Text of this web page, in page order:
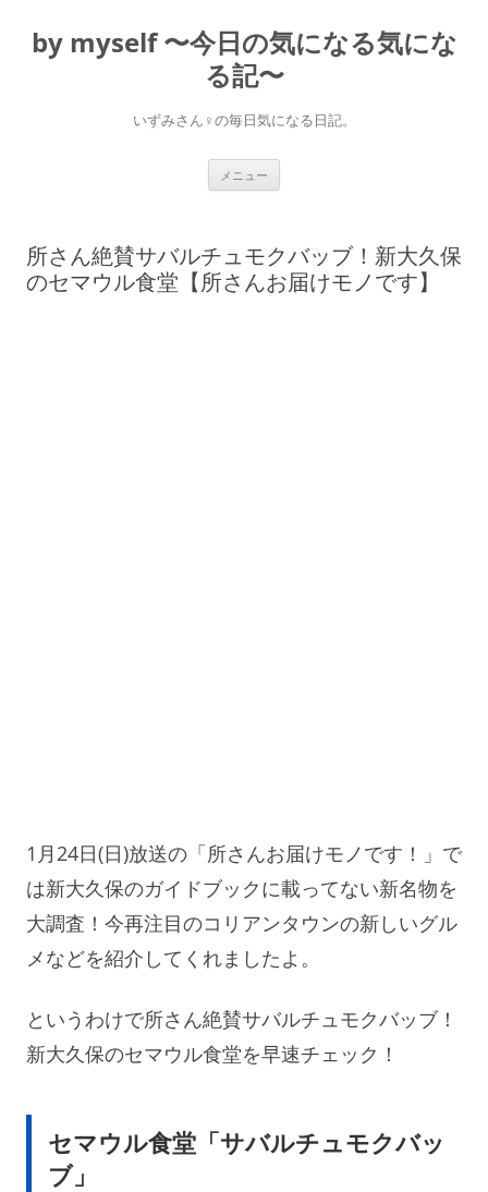
テ
ン
by myself 〜今日の気になる気にな
る記〜
いずみさん♀の毎日気になる日記。
メニュー
所さん絶賛サバルチュモクバッブ！新大久保
のセマウル食堂【所さんお届けモノです】
1月24日(日)放送の「所さんお届けモノです！」で
は新大久保のガイドブックに載ってない新名物を
大調査！今再注目のコリアンタウンの新しいグル
メなどを紹介してくれましたよ。
というわけで所さん絶賛サバルチュモクバッブ！
新大久保のセマウル食堂を早速チェック！
セマウル食堂「サバルチュモクバッ
ブ」